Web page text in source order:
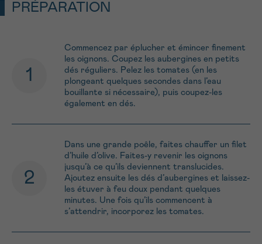
PRÉPARATION
Commencez par éplucher et émincer finement
les oignons. Coupez les aubergines en petits
dés réguliers. Pelez les tomates (en les
plongeant quelques secondes dans l’eau
bouillante si nécessaire), puis coupez-les
également en dés.
Dans une grande poêle, faites chauffer un filet
d’huile d’olive. Faites-y revenir les oignons
jusqu’à ce qu’ils deviennent translucides.
Ajoutez ensuite les dés d’aubergines et laissez-
les étuver à feu doux pendant quelques
minutes. Une fois qu’ils commencent à
s’attendrir, incorporez les tomates.